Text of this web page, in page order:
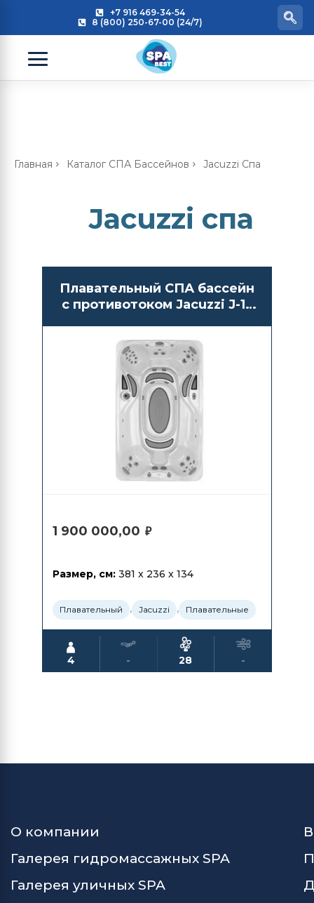
+7 916 469-34-54
8 (800) 250-67-00 (24/7)
Главная Каталог СПА Бассейнов Jacuzzi Спа
Jacuzzi спа
Плавательный СПА бассейн
с противотоком Jacuzzi J-13
1 900 000,00 ₽
Размер, см: 381 x 236 x 134
Плавательный , Jacuzzi , Плавательные
4 - 28 -
О компании
Галерея гидромассажных SPA
Галерея уличных SPA